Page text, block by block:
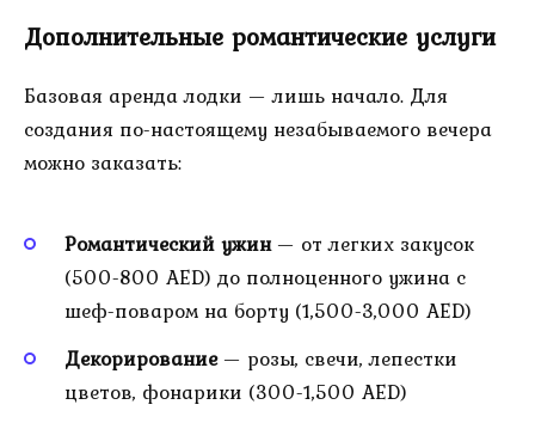
Дополнительные романтические услуги
Базовая аренда лодки — лишь начало. Для
создания по-настоящему незабываемого вечера
можно заказать:
Романтический ужин— от легких закусок
(500-800 AED) до полноценного ужина с
шеф-поваром на борту (1,500-3,000 AED)
Декорирование— розы, свечи, лепестки
цветов, фонарики (300-1,500 AED)